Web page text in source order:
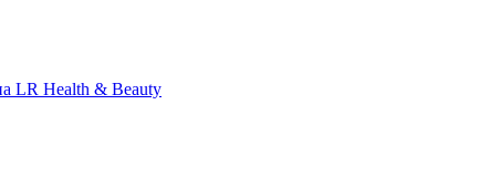
LR Health & Beauty